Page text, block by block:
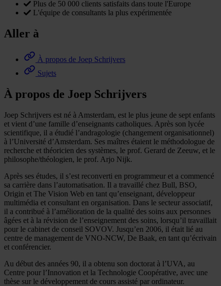
Plus de 50 000 clients satisfaits dans toute l'Europe
L'équipe de consultants la plus expérimentée
Aller à
À propos de Joep Schrijvers
Sujets
À propos de Joep Schrijvers
Joep Schrijvers est né à Amsterdam, est le plus jeune de sept enfants
et vient d’une famille d’enseignants catholiques. Après son lycée
scientifique, il a étudié l’andragologie (changement organisationnel)
à l’Université d’Amsterdam. Ses maîtres étaient le méthodologue de
recherche et théoricien des systèmes, le prof. Gerard de Zeeuw, et le
philosophe/théologien, le prof. Arjo Nijk.
Après ses études, il s’est reconverti en programmeur et a commencé
sa carrière dans l’automatisation. Il a travaillé chez Bull, BSO,
Origin et The Vision Web en tant qu’enseignant, développeur
multimédia et consultant en organisation. Dans le secteur associatif,
il a contribué à l’amélioration de la qualité des soins aux personnes
âgées et à la révision de l’enseignement des soins, lorsqu’il travaillait
pour le cabinet de conseil SOVOV. Jusqu’en 2006, il était lié au
centre de management de VNO-NCW, De Baak, en tant qu’écrivain
et conférencier.
Au début des années 90, il a obtenu son doctorat à l’UVA, au
Centre pour l’Innovation et la Technologie Coopérative, avec une
thèse sur le développement de cours assisté par ordinateur.